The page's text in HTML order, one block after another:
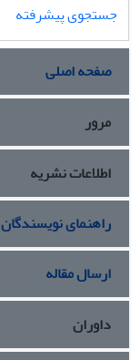
جستجوی پیشرفته
صفحه اصلی
مرور
اطلاعات نشریه
راهنمای نویسندگان
ارسال مقاله
داوران